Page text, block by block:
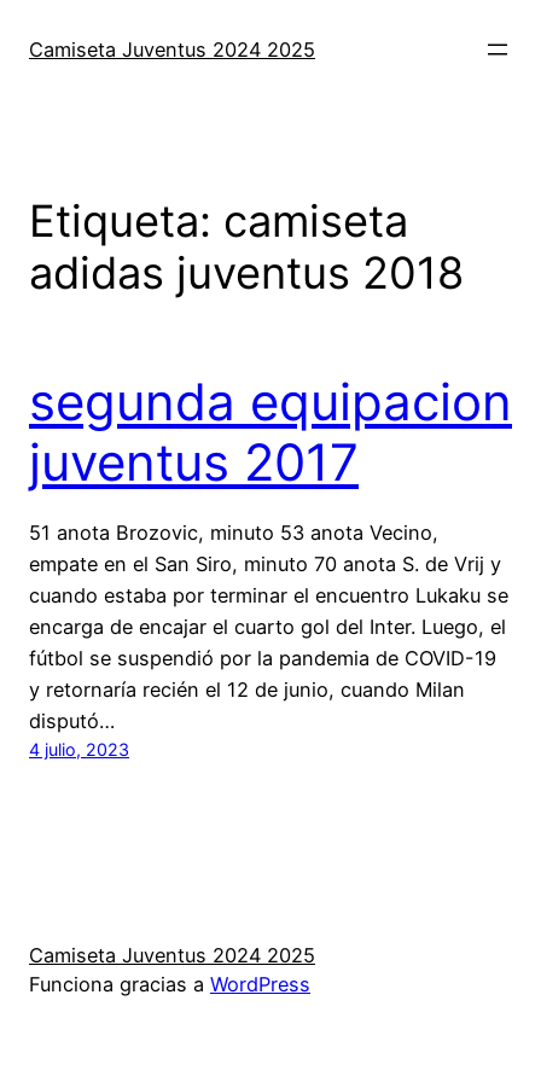
Camiseta Juventus 2024 2025
Etiqueta: camiseta
adidas juventus 2018
segunda equipacion
juventus 2017
51 anota Brozovic, minuto 53 anota Vecino,
empate en el San Siro, minuto 70 anota S. de Vrij y
cuando estaba por terminar el encuentro Lukaku se
encarga de encajar el cuarto gol del Inter. Luego, el
fútbol se suspendió por la pandemia de COVID-19
y retornaría recién el 12 de junio, cuando Milan
disputó…
4 julio, 2023
Camiseta Juventus 2024 2025
Funciona gracias a WordPress